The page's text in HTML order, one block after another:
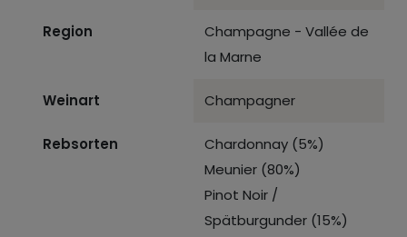
Region
Champagne - Vallée de
la Marne
Weinart Champagner
Rebsorten
Chardonnay (5%)
Meunier (80%)
Pinot Noir /
Spätburgunder (15%)